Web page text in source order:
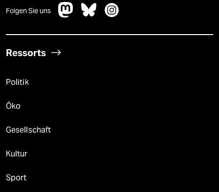
Folgen Sie uns
Ressorts
Politik
Öko
Gesellschaft
Kultur
Sport